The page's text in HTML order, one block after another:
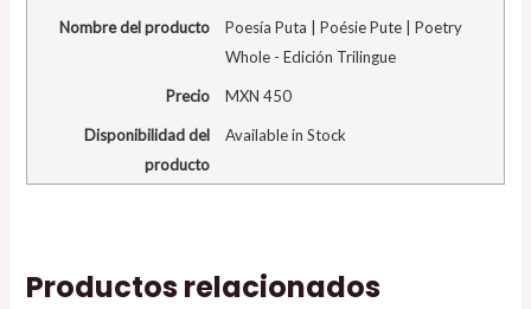
Nombre del producto
Poesía Puta | Poésie Pute | Poetry
Whole - Edición Trilingue
Precio MXN 450
Disponibilidad del
producto
Available in Stock
Productos relacionados